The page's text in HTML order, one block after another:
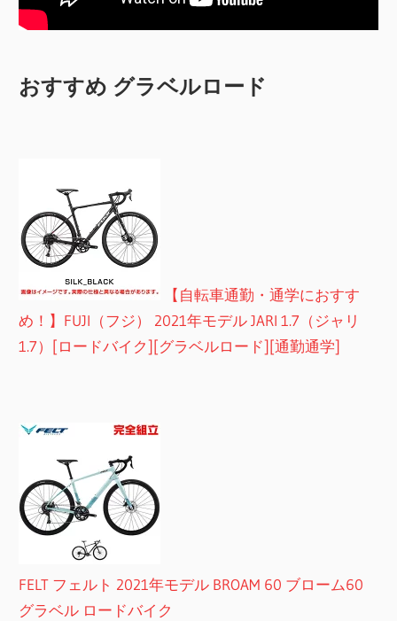
おすすめ グラベルロード
【自転車通勤・通学におすす
め！】FUJI（フジ） 2021年モデル JARI 1.7（ジャリ
1.7）[ロードバイク][グラベルロード][通勤通学]
FELT フェルト 2021年モデル BROAM 60 ブローム60
グラベル ロードバイク